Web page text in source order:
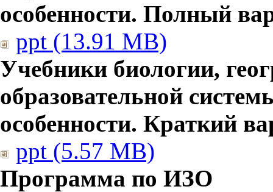
особенности. Полный
ppt (13.91 MB)
Учебники биологии,
образовательной
особенности. Краткий
ppt (5.57 MB)
Программа по ИЗО